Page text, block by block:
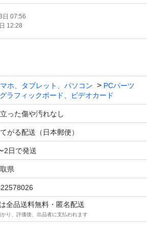
日 07:56
12:28
ホ、タブレット、パソコン
PCパーツ
グラフィックボード、ビデオカード
った傷や汚れなし
がる配送（日本郵便）
2日で発送
県
全品送料無料・匿名配送
り、評価後、出品者に支払われます